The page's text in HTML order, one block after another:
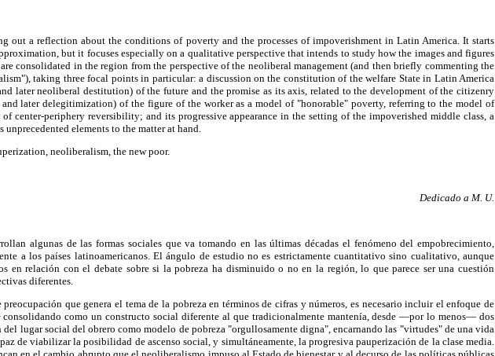
out a reflection about the conditions of poverty and the processes of impoverishment in Latin America. It starts
but it focuses especially on a qualitative perspective that intends to study how the images and figures
consolidated in the region from the perspective of the neoliberal management (and then briefly commenting the
taking three focal points in particular: a discussion on the constitution of the welfare State in Latin America
later neoliberal destitution) of the future and the promise as its axis, related to the development of the citizenry
later delegitimization) of the figure of the worker as a model of "honorable" poverty, referring to the model of
center-periphery reversibility; and its progressive appearance in the setting of the impoverished middle class, a
elements to the matter at hand.
neoliberalism, the new poor.
Dedicado a M. U.
algunas de las formas sociales que va tomando en las últimas décadas el fenómeno del empobrecimiento,
a los países latinoamericanos. El ángulo de estudio no es estrictamente cuantitativo sino cualitativo, aunque
en relación con el debate sobre si la pobreza ha disminuido o no en la región, lo que parece ser una cuestión
diferentes.
que genera el tema de la pobreza en términos de cifras y números, es necesario incluir el enfoque de
consolidando como un constructo social diferente al que tradicionalmente mantenía, desde —por lo menos— dos
lugar social del obrero como modelo de pobreza "orgullosamente digna", encarnando las "virtudes" de una vida
de viabilizar la posibilidad de ascenso social, y simultáneamente, la progresiva pauperización de la clase media.